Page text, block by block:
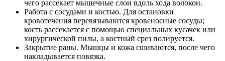
чего рассекает мышечные слои вдоль хода волокон.
Работа с сосудами и костью. Для остановки
кровотечения перевязываются кровеносные сосуды;
кость рассекается с помощью специальных кусачек или
хирургической пилы, а костный срез полируется.
Закрытие раны. Мышцы и кожа сшиваются, после чего
накладывается повязка.